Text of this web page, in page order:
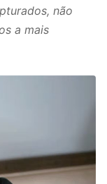
não
a mais